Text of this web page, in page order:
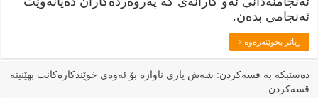
ئه‌نجامى بده‌ن.
زياتر بخوێنەرەوە »
دەستبکە بە قسەکردن: شەش یارى ناوازە بۆ ئەوەی خوێندکارەکانت بهێنیتە
قسەکردن